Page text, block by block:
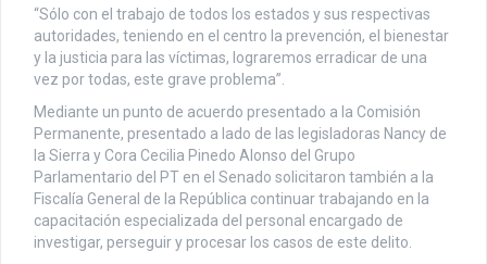
“Sólo con el trabajo de todos los estados y sus respectivas
autoridades, teniendo en el centro la prevención, el bienestar
y la justicia para las víctimas, lograremos erradicar de una
vez por todas, este grave problema”.
Mediante un punto de acuerdo presentado a la Comisión
Permanente, presentado a lado de las legisladoras Nancy de
la Sierra y Cora Cecilia Pinedo Alonso del Grupo
Parlamentario del PT en el Senado solicitaron también a la
Fiscalía General de la República continuar trabajando en la
capacitación especializada del personal encargado de
investigar, perseguir y procesar los casos de este delito.